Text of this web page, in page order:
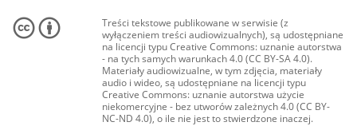
Treści tekstowe publikowane w serwisie (z
wyłączeniem treści audiowizualnych), są udostępniane
na licencji typu Creative Commons: uznanie autorstwa
- na tych samych warunkach 4.0 (CC BY-SA 4.0).
Materiały audiowizualne, w tym zdjęcia, materiały
audio i wideo, są udostępniane na licencji typu
Creative Commons: uznanie autorstwa użycie
niekomercyjne - bez utworów zależnych 4.0 (CC BY-
NC-ND 4.0), o ile nie jest to stwierdzone inaczej.